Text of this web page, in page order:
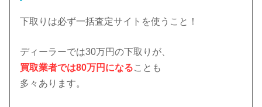
下取りは必ず一括査定サイトを使うこと！
ディーラーでは30万円の下取りが、
買取業者では80万円になることも
多々あります。